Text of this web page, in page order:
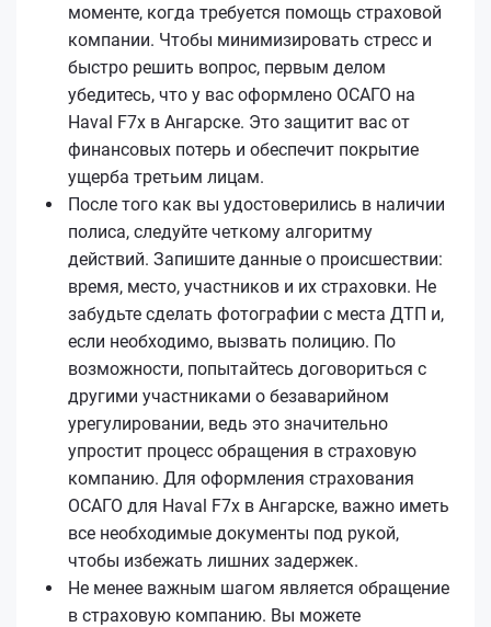
моменте, когда требуется помощь страховой
компании. Чтобы минимизировать стресс и
быстро решить вопрос, первым делом
убедитесь, что у вас оформлено ОСАГО на
Haval F7x в Ангарске. Это защитит вас от
финансовых потерь и обеспечит покрытие
ущерба третьим лицам.
После того как вы удостоверились в наличии
полиса, следуйте четкому алгоритму
действий. Запишите данные о происшествии:
время, место, участников и их страховки. Не
забудьте сделать фотографии с места ДТП и,
если необходимо, вызвать полицию. По
возможности, попытайтесь договориться с
другими участниками о безаварийном
урегулировании, ведь это значительно
упростит процесс обращения в страховую
компанию. Для оформления страхования
ОСАГО для Haval F7x в Ангарске, важно иметь
все необходимые документы под рукой,
чтобы избежать лишних задержек.
Не менее важным шагом является обращение
в страховую компанию. Вы можете